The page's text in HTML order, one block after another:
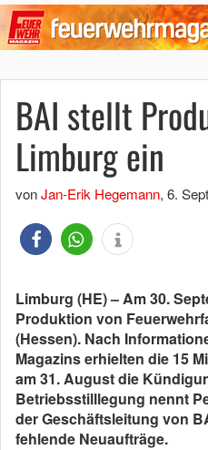
BAI stellt
Limburg ein
vonJan-Erik Hegemann, 6.
Limburg (HE) – Am 30.
Produktion von
(Hessen). Nach
Magazins erhielten die 15
am 31. August die
Betriebsstilllegung nennt
der Geschäftsleitung von
fehlende Neuaufträge.